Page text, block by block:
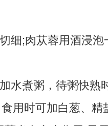
;肉苁蓉用酒浸泡
煮粥，待粥快熟
用时可加白葱、精